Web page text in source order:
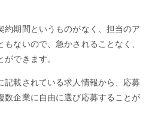
約期間というものがなく、担当のア
もないので、急かされることなく、
できます。
記載されている求人情報から、応募
数企業に自由に選び応募することが